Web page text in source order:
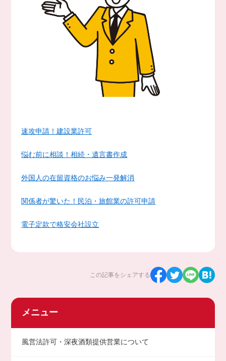
速攻申請！建設業許可
悩む前に相談！相続・遺言書作成
外国人の在留資格のお悩み一発解消
関係者が驚いた！民泊・旅館業の許可申請
電子定款で格安会社設立
この記事をシェアする
メニュー
風営法許可・深夜酒類提供営業について